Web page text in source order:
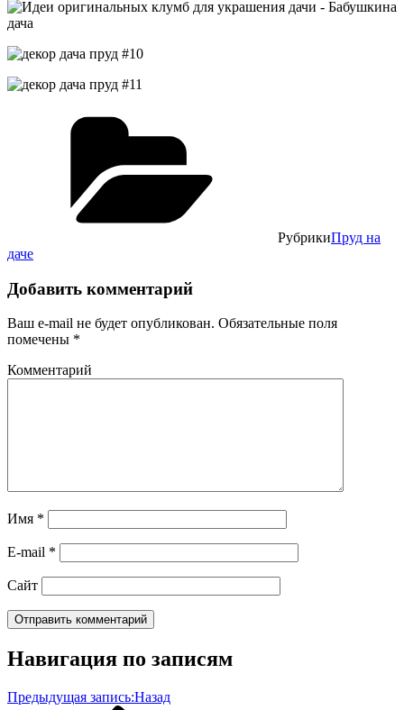
РубрикиПруд на
даче
Добавить комментарий
Ваш e-mail не будет опубликован. Обязательные поля
помечены *
Комментарий
Имя *
E-mail *
Сайт
Навигация по записям
Предыдущая запись:Назад